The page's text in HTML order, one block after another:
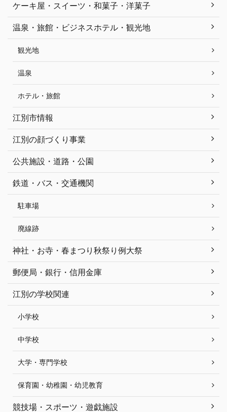
ケーキ屋・スイーツ・和菓子・洋菓子
温泉・旅館・ビジネスホテル・観光地
観光地
温泉
ホテル・旅館
江別市情報
江別の顔づくり事業
公共施設・道路・公園
鉄道・バス・交通機関
駐車場
廃線跡
神社・お寺・春まつり秋祭り例大祭
郵便局・銀行・信用金庫
江別の学校関連
小学校
中学校
大学・専門学校
保育園・幼稚園・幼児教育
競技場・スポーツ・遊戯施設